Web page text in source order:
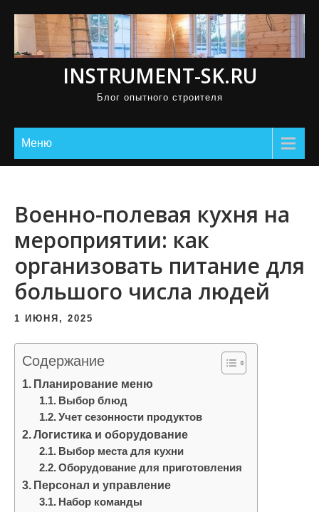
ь
INSTRUMENT-SK.RU
Блог опытного строителя
Меню
Военно-полевая кухня на
мероприятии: как
организовать питание для
большого числа людей
1 ИЮНЯ, 2025
Содержание
Планирование меню
Выбор блюд
Учет сезонности продуктов
Логистика и оборудование
Выбор места для кухни
Оборудование для приготовления
Персонал и управление
Набор команды